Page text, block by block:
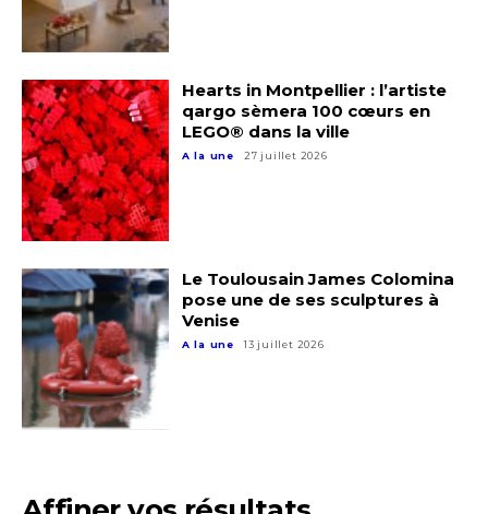
Hearts in Montpellier : l’artiste
qargo sèmera 100 cœurs en
LEGO® dans la ville
A la une 27 juillet 2026
Le Toulousain James Colomina
pose une de ses sculptures à
Venise
A la une 13 juillet 2026